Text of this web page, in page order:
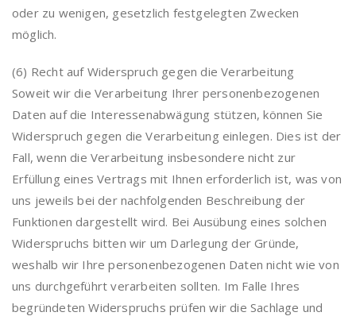
oder zu wenigen, gesetzlich festgelegten Zwecken
möglich.
(6) Recht auf Widerspruch gegen die Verarbeitung
Soweit wir die Verarbeitung Ihrer personenbezogenen
Daten auf die Interessenabwägung stützen, können Sie
Widerspruch gegen die Verarbeitung einlegen. Dies ist der
Fall, wenn die Verarbeitung insbesondere nicht zur
Erfüllung eines Vertrags mit Ihnen erforderlich ist, was von
uns jeweils bei der nachfolgenden Beschreibung der
Funktionen dargestellt wird. Bei Ausübung eines solchen
Widerspruchs bitten wir um Darlegung der Gründe,
weshalb wir Ihre personenbezogenen Daten nicht wie von
uns durchgeführt verarbeiten sollten. Im Falle Ihres
begründeten Widerspruchs prüfen wir die Sachlage und